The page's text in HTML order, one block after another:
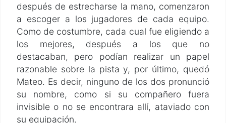
después de estrecharse la mano, comenzaron
a escoger a los jugadores de cada equipo.
Como de costumbre, cada cual fue eligiendo a
los mejores, después a los que no
destacaban, pero podían realizar un papel
razonable sobre la pista y, por último, quedó
Mateo. Es decir, ninguno de los dos pronunció
su nombre, como si su compañero fuera
invisible o no se encontrara allí, ataviado con
su equipación.